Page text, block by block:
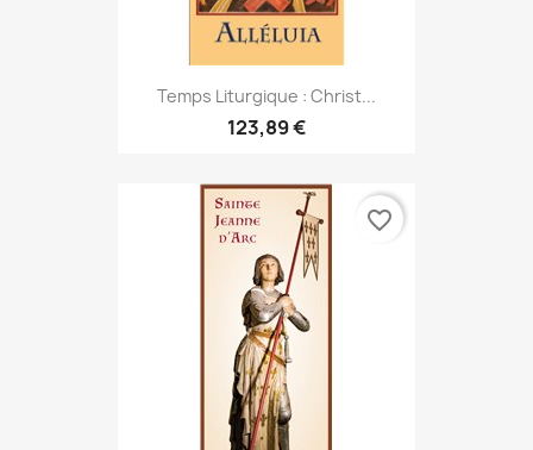
Temps Liturgique : Christ...
123,89 €
favorite_border